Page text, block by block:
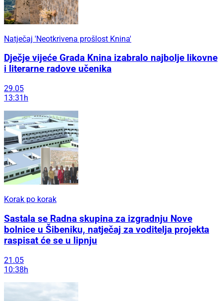
Natječaj 'Neotkrivena prošlost Knina'
Dječje vijeće Grada Knina izabralo najbolje likovne
i literarne radove učenika
29.05
13:31h
Korak po korak
Sastala se Radna skupina za izgradnju Nove
bolnice u Šibeniku, natječaj za voditelja projekta
raspisat će se u lipnju
21.05
10:38h